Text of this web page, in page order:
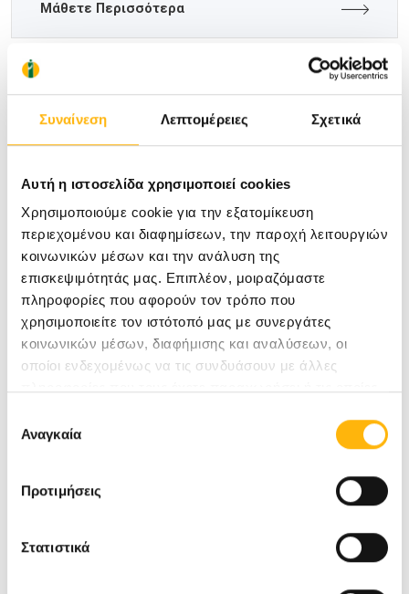
Συναίνεση Λεπτομέρειες Σχετικά
Αυτή η ιστοσελίδα χρησιμοποιεί cookies
Χρησιμοποιούμε cookie για την εξατομίκευση
περιεχομένου και διαφημίσεων, την παροχή λειτουργιών
κοινωνικών μέσων και την ανάλυση της
επισκεψιμότητάς μας. Επιπλέον, μοιραζόμαστε
πληροφορίες που αφορούν τον τρόπο που
χρησιμοποιείτε τον ιστότοπό μας με συνεργάτες
κοινωνικών μέσων, διαφήμισης και αναλύσεων, οι
οποίοι ενδεχομένως να τις συνδυάσουν με άλλες
των υπηρεσιών τους.
συγκατάθεσης
Αναγκαία
Προτιμήσεις
Στατιστικά
Μάθετε Περισσότερα
ΒΕΛΩΝΗ ΑΙΚΑΤΕΡΙΝΗ
ΟΡΘΟΠΑΙΔΙΚΟΣ ΧΕΙΡΟΥΡΓΟΣ
Επιμελήτρια Κλινικής Χειρουργικής Χεριού-Άνω Άκρου &
Μικροχειρουργικής
ΓΕΝΙΚΉ ΚΛΙΝΙΚΉ
Μάθετε Περισσότερα